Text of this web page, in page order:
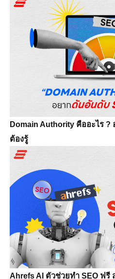
Domain Authority คืออะไร
ต้องรู้
Ahrefs AI ตัวช่วยทำ SEO ฟรี